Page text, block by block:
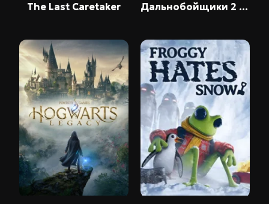
The Last Caretaker Дальнобойщики 2 / Hard Truck 2: King of the Road